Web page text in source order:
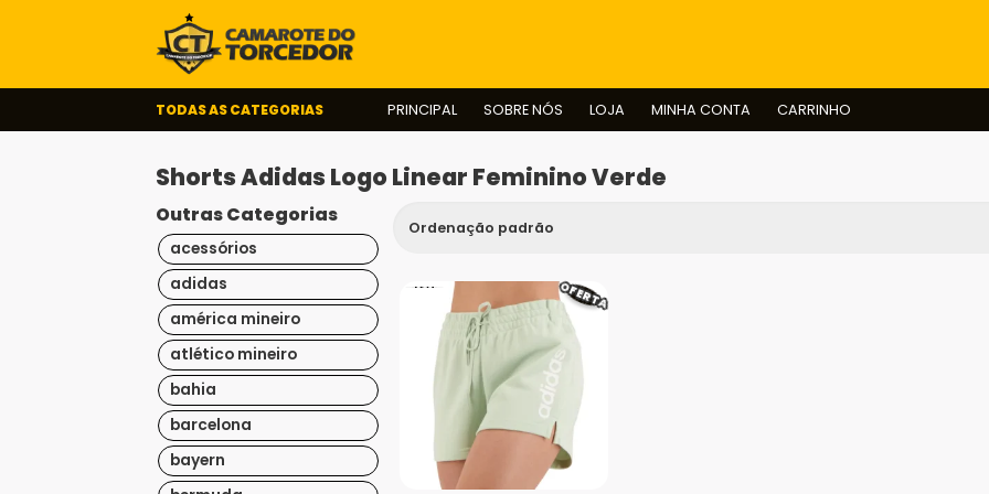
TODAS AS CATEGORIAS PRINCIPAL SOBRE NÓS LOJA MINHA CONTA CARRINHO
Shorts Adidas Logo Linear Feminino Verde
Outras Categorias
acessórios
adidas
américa mineiro
atlético mineiro
bahia
barcelona
bayern
OFERTA